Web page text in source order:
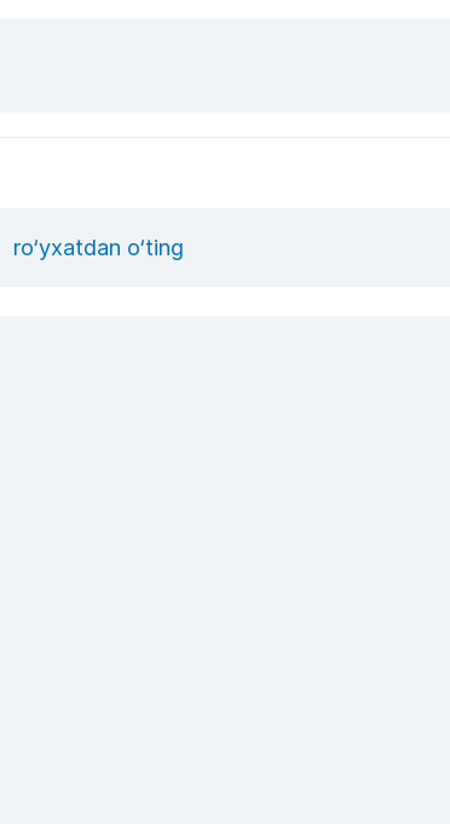
ro‘yxatdan o‘ting